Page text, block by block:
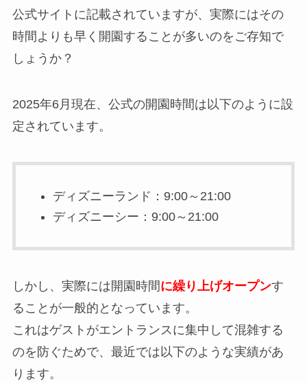
公式サイトに記載されていますが、実際にはその
時間よりも早く開園することが多いのをご存知で
しょうか？
2025年6月現在、公式の開園時間は以下のように設
定されています。
ディズニーランド：9:00～21:00
ディズニーシー：9:00～21:00
しかし、実際には開園時間に繰り上げオープンす
ることが一般的となっています。
これはゲストがエントランスに集中して混雑する
のを防ぐためで、最近では以下のような実績があ
ります。